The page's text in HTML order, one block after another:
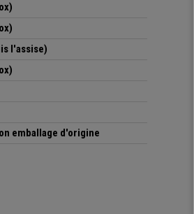
l'assise)
emballage d'origine